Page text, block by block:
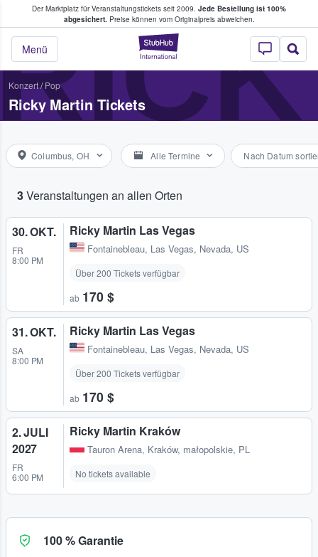
Der Marktplatz für Veranstaltungstickets seit 2009. Jede Bestellung ist 100%
abgesichert.Preise können vom Originalpreis abweichen.
StubHub - Wo
Menü
Tickets kaufen & verkaufen
Konzert/ Pop
Ricky Martin Tickets
Columbus, OH Alle Termine Nach Datum
3Veranstaltungen an allen Orten
30. OKT.
FR
8:00 PM
Ricky Martin Las Vegas
Fontainebleau, Las Vegas, Nevada, US
Über 200 Tickets verfügbar
ab 170 $
31. OKT.
SA
8:00 PM
Ricky Martin Las Vegas
Fontainebleau, Las Vegas, Nevada, US
Über 200 Tickets verfügbar
ab 170 $
2. JULI
2027
FR
6:00 PM
Ricky Martin Kraków
Tauron Arena, Kraków, małopolskie, PL
No tickets available
100 % Garantie